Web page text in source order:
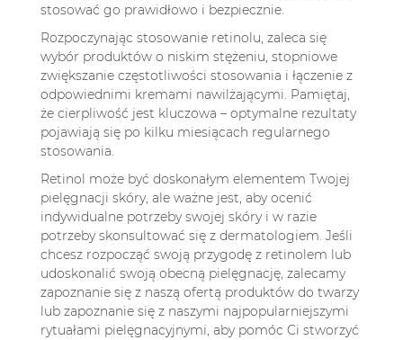
stosować go prawidłowo i bezpiecznie.
Rozpoczynając stosowanie retinolu, zaleca się
wybór produktów o niskim stężeniu, stopniowe
zwiększanie częstotliwości stosowania i łączenie z
odpowiednimi kremami nawilżającymi. Pamiętaj,
że cierpliwość jest kluczowa – optymalne rezultaty
pojawiają się po kilku miesiącach regularnego
stosowania.
Retinol może być doskonałym elementem Twojej
pielęgnacji skóry, ale ważne jest, aby ocenić
indywidualne potrzeby swojej skóry i w razie
potrzeby skonsultować się z dermatologiem. Jeśli
chcesz rozpocząć swoją przygodę z retinolem lub
udoskonalić swoją obecną pielęgnację, zalecamy
zapoznanie się z naszą ofertą produktów do twarzy
lub zapoznanie się z naszymi najpopularniejszymi
rytuałami pielęgnacyjnymi, aby pomóc Ci stworzyć